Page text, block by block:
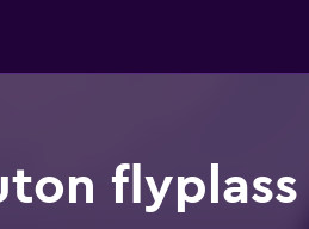
flyplass